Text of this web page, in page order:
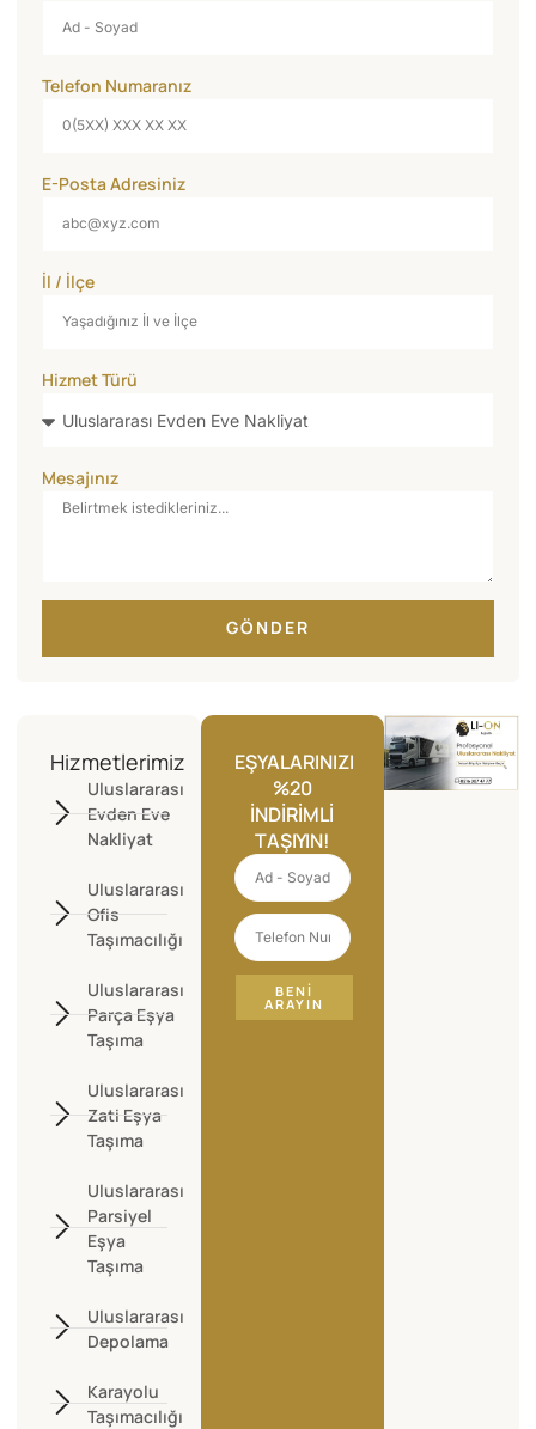
Telefon Numaranız
E-Posta Adresiniz
İl / İlçe
Hizmet Türü
Mesajınız
GÖNDER
Hizmetlerimiz
Uluslararası
Evden Eve
Nakliyat
Uluslararası
Ofis
Taşımacılığı
Uluslararası
Parça Eşya
Taşıma
Uluslararası
Zati Eşya
Taşıma
Uluslararası
Parsiyel
Eşya
Taşıma
Uluslararası
Depolama
Karayolu
Taşımacılığı
EŞYALARINIZI
%20
İNDIRIMLI
TAŞIYIN!
BENI
ARAYIN